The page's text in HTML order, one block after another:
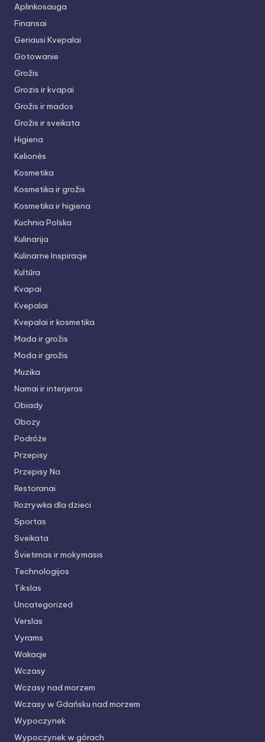
Aplinkosauga
Finansai
Geriausi Kvepalai
Gotowanie
Grožis
Grozis ir kvapai
Grožis ir mados
Grožis ir sveikata
Higiena
Kelionės
Kosmetika
Kosmetika ir grožis
Kosmetika ir higiena
Kuchnia Polska
Kulinarija
Kulinarne Inspiracje
Kultūra
Kvapai
Kvepalai
Kvepalai ir kosmetika
Mada ir grožis
Moda ir grožis
Muzika
Namai ir interjeras
Obiady
Obozy
Podróże
Przepisy
Przepisy Na
Restoranai
Rozrywka dla dzieci
Sportas
Sveikata
Švietimas ir mokymasis
Technologijos
Tikslas
Uncategorized
Verslas
Vyrams
Wakacje
Wczasy
Wczasy nad morzem
Wczasy w Gdańsku nad morzem
Wypoczynek
Wypoczynek w górach